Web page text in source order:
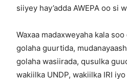
siiyey hay’adda AWEPA oo si
Waxaa madaxweyaha kala
golaha guurtida,
golaha wasiirada, qusulka
wakiilka UNDP, wakiilka IRI